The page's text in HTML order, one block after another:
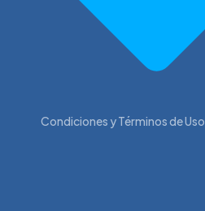
Condiciones y Términos de Uso